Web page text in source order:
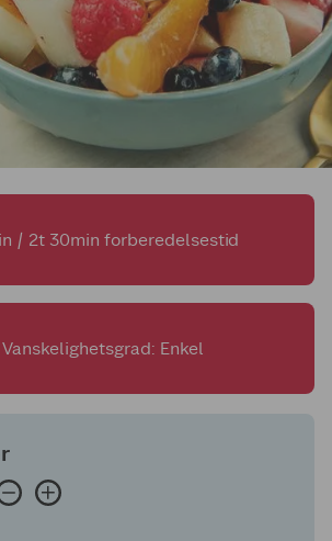
/ 2t 30min forberedelsestid
Vanskelighetsgrad: Enkel